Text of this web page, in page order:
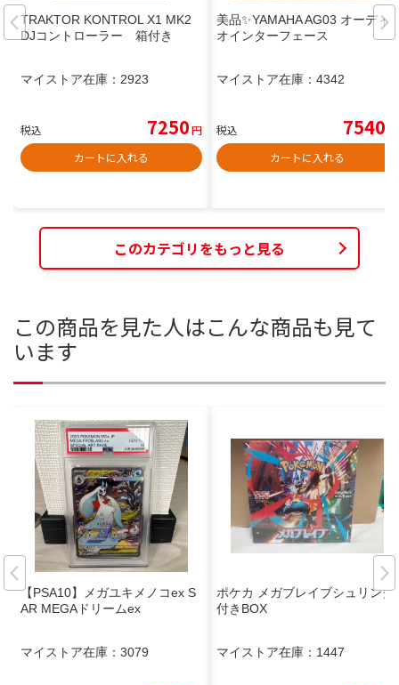
TRAKTOR KONTROL X1 MK2
DJコントローラー 箱付き
マイストア在庫： 2923
税込 7250円
カートに入れる
美品✨YAMAHA AG03 オーディ
オインターフェース
マイストア在庫： 4342
税込 7540
カートに入れる
このカテゴリをもっと見る
この商品を見た人はこんな商品も見て
います
【PSA10】メガユキメノコex S
AR MEGAドリームex
マイストア在庫： 3079
ポケカ メガブレイブシュリンク
付きBOX
マイストア在庫： 1447